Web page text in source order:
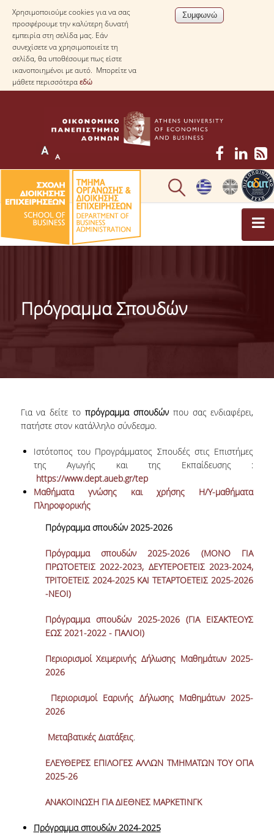
Χρησιμοποιούμε cookies για να σας
προσφέρουμε την καλύτερη δυνατή
εμπειρία στη σελίδα μας. Εάν
συνεχίσετε να χρησιμοποιείτε τη
σελίδα, θα υποθέσουμε πως είστε
ικανοποιημένοι με αυτό. Μπορείτε να
μάθετε περισσότεραεδώ
ΤΟ ΤΜΗΜΑ
ΧΑΙΡΕΤΙΣΜΟΣ ΠΡΟΕΔΡΟΥ
ΕΠΑΓΓΕΛΜΑΤΙΚΕΣ ΠΡΟΟΠΤΙΚΕΣ
ΑΝΘΡΩΠΙΝΟ ΔΥΝΑΜΙΚΟ
ΜΕΛΗ ΔΕΠ
ΕΝΤΕΤΑΛΜΕΝΟΙ ΔΙΔΑΣΚΟΝΤΕΣ ΑΚΑΔ.ΕΤΟΥΣ
ΜΕΛΗ Ε.Δ.Π
ΔΙΟΙΚΗΤΙΚΟ ΠΡΟΣΩΠΙΚΟ
ΩΡΕΣ ΓΡΑΦΕΙΟΥ ΑΚΑΔΗΜΑΪΚΟΥ
ΟΔΗΓΟΣ ΣΠΟΥΔΩΝ
ΠΡΟΓΡΑΜΜΑ ΣΠΟΥΔΩΝ
Πρόγραμμα Σπουδών
Για να δείτε το πρόγραμμα σπουδών που σας ενδιαφέρει,
πατήστε στον κατάλληλο σύνδεσμο.
Ιστότοπος του Προγράμματος Σπουδές στις Επιστήμες
της Αγωγής και της Εκπαίδευσης :
https://www.dept.aueb.gr/tep
Μαθήματα γνώσης και χρήσης Η/Υ-μαθήματα
Πληροφορικής
Πρόγραμμα σπουδών 2025-2026
Πρόγραμμα σπουδών 2025-2026 (ΜΟΝΟ ΓΙΑ
ΠΡΩΤΟΕΤΕΙΣ 2022-2023, ΔΕΥΤΕΡΟΕΤΕΙΣ 2023-2024,
ΤΡΙΤΟΕΤΕΙΣ 2024-2025 ΚΑΙ ΤΕΤΑΡΤΟΕΤΕΙΣ 2025-2026
-ΝΕΟΙ)
Πρόγραμμα σπουδών 2025-2026 (ΓΙΑ ΕΙΣΑΚΤΕΟΥΣ
ΕΩΣ 2021-2022 - ΠΑΛΙΟΙ)
Περιορισμοί Χειμερινής Δήλωσης Μαθημάτων 2025-
2026
Περιορισμοί Εαρινής Δήλωσης Μαθημάτων 2025-
2026
Μεταβατικές Διατάξεις.
ΕΛΕΥΘΕΡΕΣ ΕΠΙΛΟΓΕΣ ΑΛΛΩΝ ΤΜΗΜΑΤΩΝ ΤΟΥ ΟΠΑ
2025-26
ΑΝΑΚΟΙΝΩΣΗ ΓΙΑ ΔΙΕΘΝΕΣ ΜΑΡΚΕΤΙΝΓΚ
Πρόγραμμα σπουδών 2024-2025